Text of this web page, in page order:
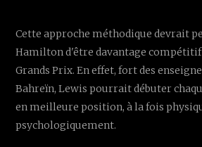
Cette approche méthodique devrait
Hamilton d'être davantage compétitif
Grands Prix. En effet, fort des
Bahreïn, Lewis pourrait débuter
en meilleure position, à la fois
psychologiquement.